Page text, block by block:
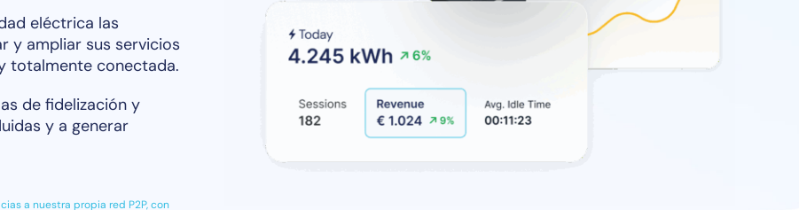
eléctrica las
y ampliar sus servicios
totalmente conectada.
de fidelización y
y a generar
a nuestra propia red P2P, con